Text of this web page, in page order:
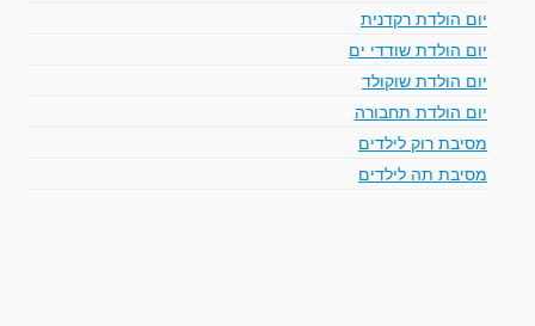
יום הולדת רקדנית
יום הולדת שודדי ים
יום הולדת שוקולד
יום הולדת תחבורה
מסיבת רוק לילדים
מסיבת תה לילדים